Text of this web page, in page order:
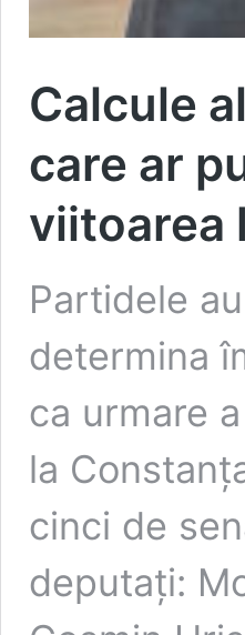
Calcule
care ar
viitoarea
Partidele
determina
ca urmare
la
cinci de
deputați: